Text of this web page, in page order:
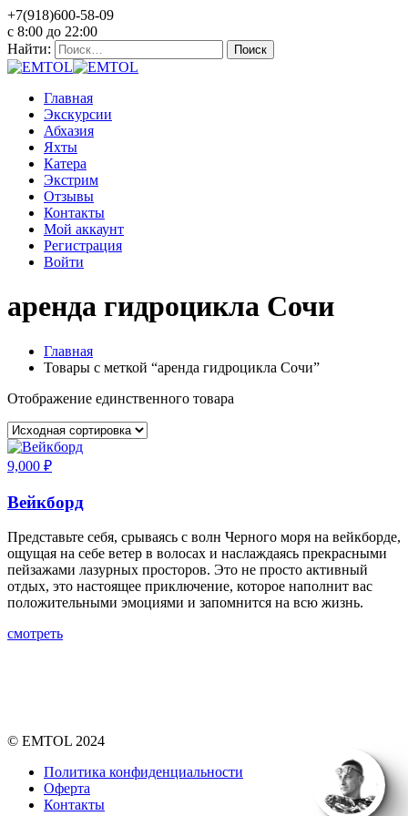
+7(918)600-58-09
c 8:00 до 22:00
Найти:
Главная
Экскурсии
Абхазия
Яхты
Катера
Экстрим
Отзывы
Контакты
Мой аккаунт
Регистрация
Войти
аренда гидроцикла Сочи
Главная
Товары с меткой “аренда гидроцикла Сочи”
Отображение единственного товара
9,000 ₽
Вейкборд
Представьте себя, срываясь с волн Черного моря на вейкборде,
ощущая на себе ветер в волосах и наслаждаясь прекрасными
пейзажами лазурных просторов. Это не просто активный
отдых, это настоящее приключение, которое наполнит вас
положительными эмоциями и запомнится на всю жизнь.
смотреть
© EMTOL 2024
Политика конфиденциальности
Оферта
Контакты